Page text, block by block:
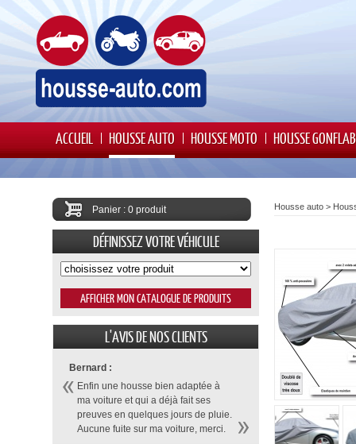
ACCUEIL HOUSSE AUTO HOUSSE MOTO HOUSSE
Housse auto >
Panier : 0 produit
DÉFINISSEZ VOTRE VÉHICULE
L'AVIS DE NOS CLIENTS
Bernard :
Enfin une housse bien adaptée à
ma voiture et qui a déjà fait ses
preuves en quelques jours de pluie.
Aucune fuite sur ma voiture, merci.